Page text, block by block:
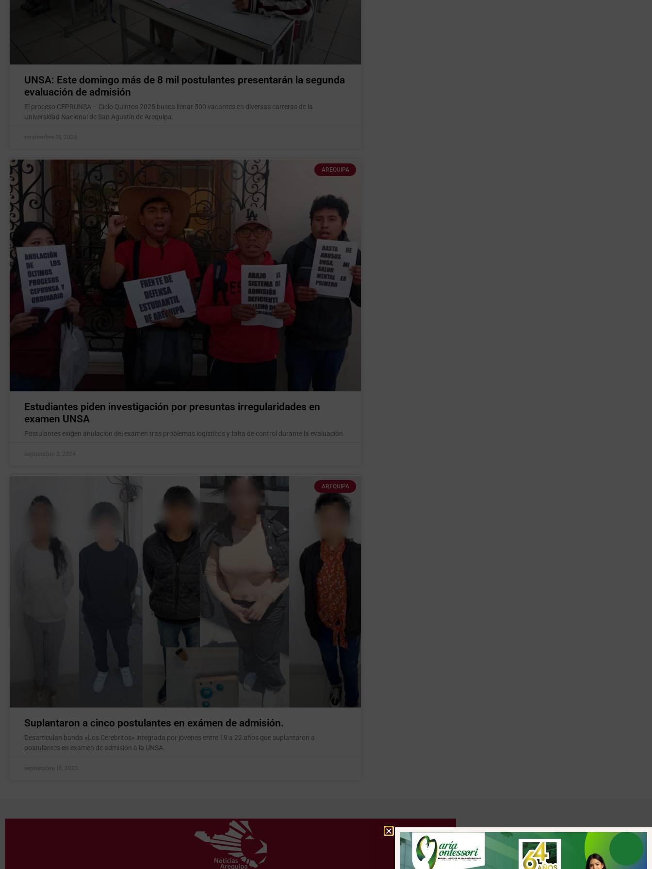
UNSA: Este domingo más de 8 mil postulantes presentarán la segunda
evaluación de admisión
El proceso CEPRUNSA – Ciclo Quintos 2025 busca llenar 500 vacantes en diversas carreras de la
Universidad Nacional de San Agustín de Arequipa.
noviembre 15, 2024
AREQUIPA
Estudiantes piden investigación por presuntas irregularidades en
examen UNSA
Postulantes exigen anulación del examen tras problemas logísticos y falta de control durante la evaluación.
septiembre 2, 2024
AREQUIPA
Suplantaron a cinco postulantes en exámen de admisión.
Desarticulan banda «Los Cerebritos» integrada por jóvenes entre 19 a 22 años que suplantaron a
postulantes en examen de admisión a la UNSA.
septiembre 18, 2023